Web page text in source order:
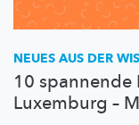
NEUES AUS DER
10 spannende
Luxemburg –